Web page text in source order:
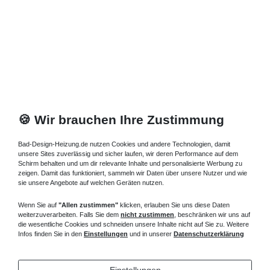
🍪 Wir brauchen Ihre Zustimmung
Bad-Design-Heizung.de nutzen Cookies und andere Technologien, damit
unsere Sites zuverlässig und sicher laufen, wir deren Performance auf dem
Schirm behalten und um dir relevante Inhalte und personalisierte Werbung zu
zeigen. Damit das funktioniert, sammeln wir Daten über unsere Nutzer und wie
sie unsere Angebote auf welchen Geräten nutzen.
Wenn Sie auf "Allen zustimmen" klicken, erlauben Sie uns diese Daten
weiterzuverarbeiten. Falls Sie dem nicht zustimmen , beschränken wir uns auf
die wesentliche Cookies und schneiden unsere Inhalte nicht auf Sie zu. Weitere
Infos finden Sie in den Einstellungen und in unserer Datenschutzerklärung